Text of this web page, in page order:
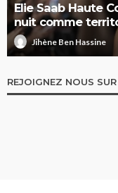
Elie Saab Haute
nuit comme
Jihène Ben Hassine
REJOIGNEZ NOUS